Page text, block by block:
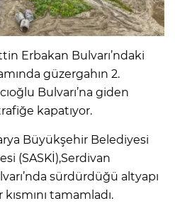
Erbakan Bulvarı’ndaki
güzergahın 2.
Bulvarı’na giden
kapatıyor.
Büyükşehir Belediyesi
(SASKİ),Serdivan
sürdürdüğü altyapı
tamamladı.